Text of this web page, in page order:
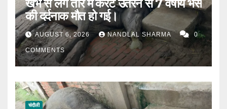
खंभे से लगे तार मैं करंट उतरने से 7 वर्षीय भैंस
की दर्दनाक मौत हो गई।
AUGUST 6, 2026 NANDLAL SHARMA 0
COMMENTS
चंदौली